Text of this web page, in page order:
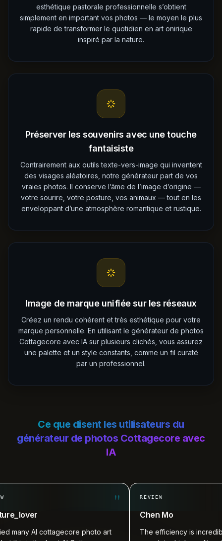
esthétique pastorale professionnelle s’obtient
simplement en important vos photos — le moyen le plus
rapide de transformer le quotidien en art onirique
inspiré par la nature.
Préserver les souvenirs avec une touche
fantaisiste
Contrairement aux outils texte-vers-image qui inventent
des visages aléatoires, notre générateur part de vos
vraies photos. Il conserve l’âme de l’image d’origine —
votre sourire, votre posture, vos animaux — tout en les
enveloppant d’une atmosphère romantique et rustique.
Image de marque unifiée sur les réseaux
Créez un rendu cohérent et très esthétique pour votre
marque personnelle. En utilisant le générateur de photos
Cottagecore avec IA sur plusieurs clichés, vous assurez
une palette et un style constants, comme un fil curaté
par un professionnel.
Ce que disent les utilisateurs du
générateur de photos Cottagecore avec
IA
AI cottagecore photo art
REVIEW
Chen Mo
The efficiency is incredible. I